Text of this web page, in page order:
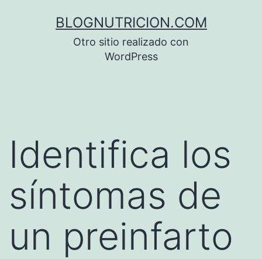
BLOGNUTRICION.COM
Otro sitio realizado con
WordPress
Identifica los
síntomas de
un preinfarto